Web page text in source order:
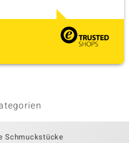
Schmuckstücke